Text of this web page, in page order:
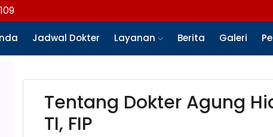
Jadwal Dokter Layanan Berita Galeri
Tentang Dokter Agung
TI, FIP